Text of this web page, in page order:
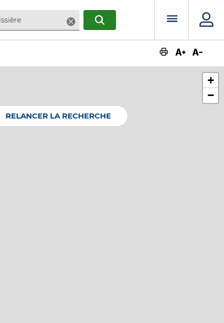
SupprimerRECHERCHERMenu
+
−
RELANCER LA RECHERCHE